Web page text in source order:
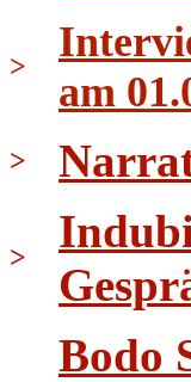
>
am
>
>
Bodo